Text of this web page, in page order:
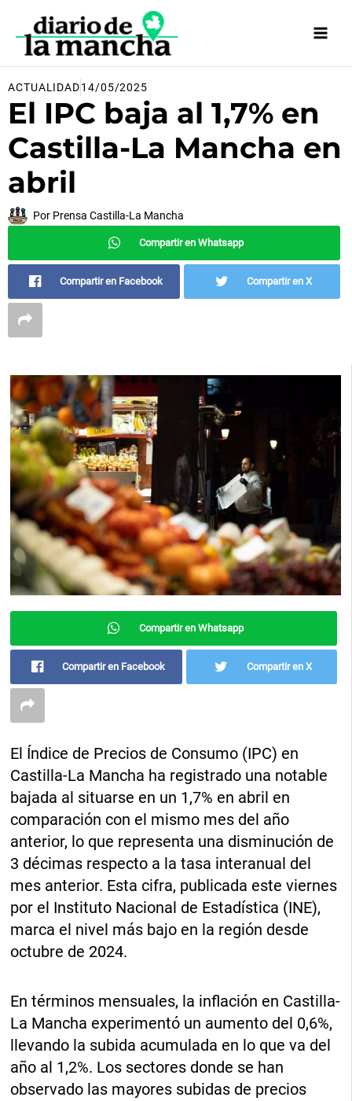
contenido
ACTUALIDAD14/05/2025
El IPC baja al 1,7% en
Castilla-La Mancha en
abril
Por Prensa Castilla-La Mancha
Compartir en Whatsapp
Compartir en Facebook Compartir en X
Compartir en Whatsapp
Compartir en Facebook Compartir en X
El Índice de Precios de Consumo (IPC) en
Castilla-La Mancha ha registrado una notable
bajada al situarse en un 1,7% en abril en
comparación con el mismo mes del año
anterior, lo que representa una disminución de
3 décimas respecto a la tasa interanual del
mes anterior. Esta cifra, publicada este viernes
por el Instituto Nacional de Estadística (INE),
marca el nivel más bajo en la región desde
octubre de 2024.
En términos mensuales, la inflación en Castilla-
La Mancha experimentó un aumento del 0,6%,
llevando la subida acumulada en lo que va del
año al 1,2%. Los sectores donde se han
observado las mayores subidas de precios